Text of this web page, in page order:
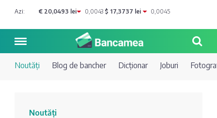
Azi: € 20,0493 lei 0,0043 $ 17,3737 lei 0,0045
Noutăți Blog de bancher Dicționar Joburi
Noutăți